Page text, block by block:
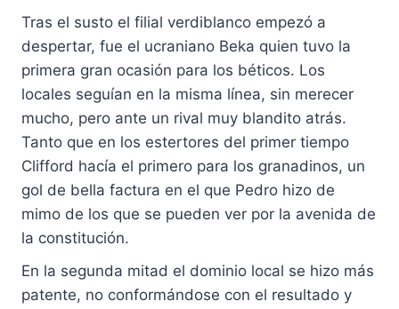
Tras el susto el filial verdiblanco empezó a
despertar, fue el ucraniano Beka quien tuvo la
primera gran ocasión para los béticos. Los
locales seguían en la misma línea, sin merecer
mucho, pero ante un rival muy blandito atrás.
Tanto que en los estertores del primer tiempo
Clifford hacía el primero para los granadinos, un
gol de bella factura en el que Pedro hizo de
mimo de los que se pueden ver por la avenida de
la constitución.
En la segunda mitad el dominio local se hizo más
patente, no conformándose con el resultado y